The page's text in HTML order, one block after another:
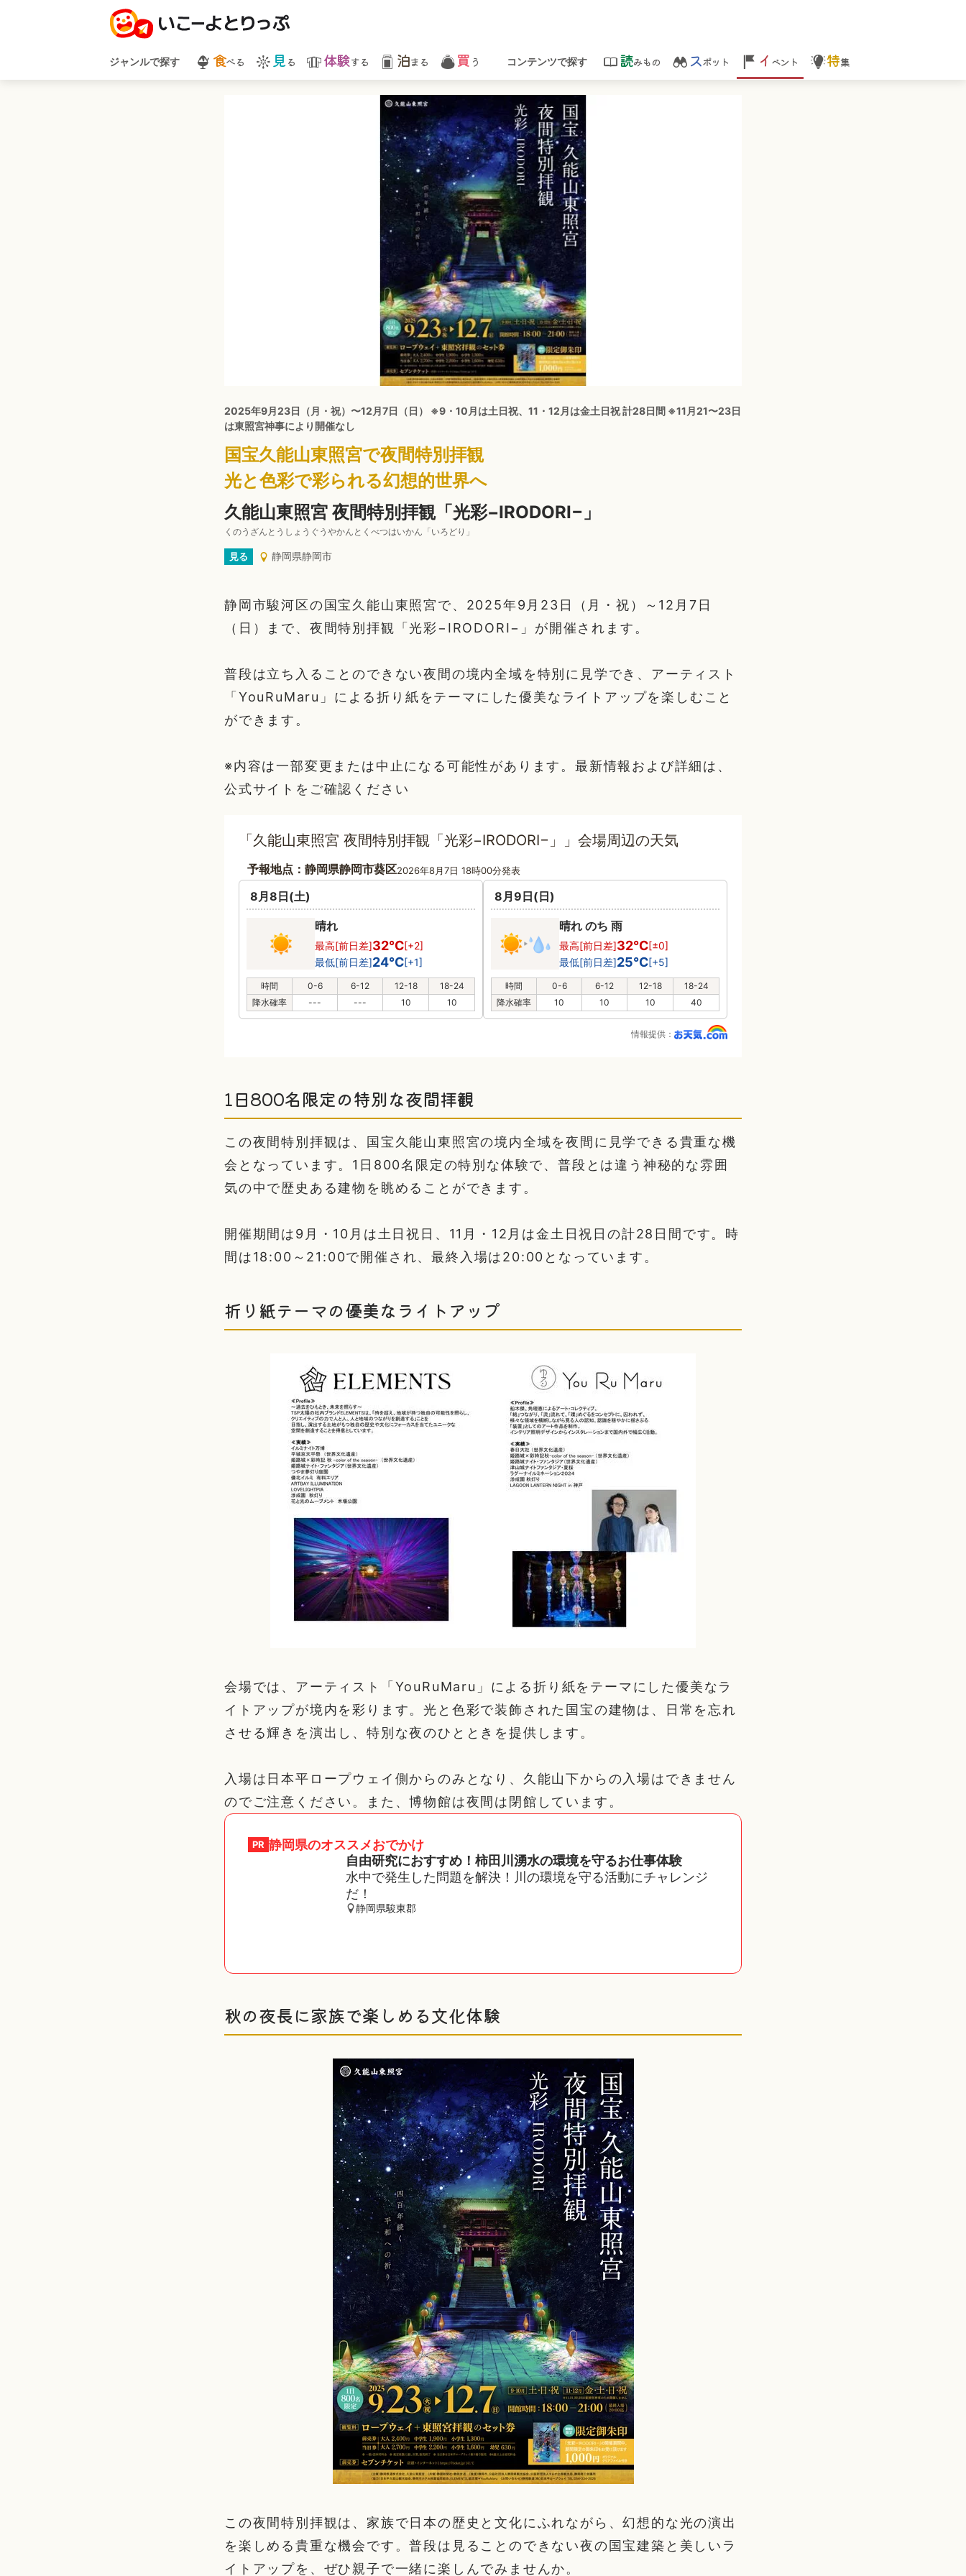
ジャンルで探す 食べる 見 る 体験する 泊まる 買 う コンテンツで探す 読みもの スポット イ ベント 特集
2025年9月23日（月・祝）〜12月7日（日） ※9・10月は土日祝、11・12月は金土日祝 計28日間 ※11月21〜23日
は東照宮神事により開催なし
国宝久能山東照宮で夜間特別拝観
光と色彩で彩られる幻想的世界へ
久能山東照宮 夜間特別拝観「光彩−IRODORI−」
くのうざんとうしょうぐうやかんとくべつはいかん「いろどり」
見る 静岡県静岡市
静岡市駿河区の国宝久能山東照宮で、2025年9月23日（月・祝）～12月7日
（日）まで、夜間特別拝観「光彩−IRODORI−」が開催されます。
普段は立ち入ることのできない夜間の境内全域を特別に見学でき、アーティスト
「YouRuMaru」による折り紙をテーマにした優美なライトアップを楽しむこと
ができます。
※内容は一部変更または中止になる可能性があります。最新情報および詳細は、
公式サイトをご確認ください
「久能山東照宮 夜間特別拝観「光彩−IRODORI−」」会場周辺の天気
予報地点：静岡県静岡市葵区2026年8月7日 18時00分発表
8月8日(土)
晴れ
最高[前日差]32℃[+2]
最低[前日差]24℃[+1]
時間 0-6 6-12 12-18
18-24
降水確率
--- --- 10 10
8月9日(日)
晴れ のち 雨
最高[前日差]32℃[±0]
最低[前日差]25℃[+5]
時間 0-6 6-12 12-18
18-24
降水確率
10 10 10 40
情報提供：
1日800名限定の特別な夜間拝観
この夜間特別拝観は、国宝久能山東照宮の境内全域を夜間に見学できる貴重な機
会となっています。1日800名限定の特別な体験で、普段とは違う神秘的な雰囲
気の中で歴史ある建物を眺めることができます。
開催期間は9月・10月は土日祝日、11月・12月は金土日祝日の計28日間です。時
間は18:00～21:00で開催され、最終入場は20:00となっています。
折り紙テーマの優美なライトアップ
会場では、アーティスト「YouRuMaru」による折り紙をテーマにした優美なラ
イトアップが境内を彩ります。光と色彩で装飾された国宝の建物は、日常を忘れ
させる輝きを演出し、特別な夜のひとときを提供します。
入場は日本平ロープウェイ側からのみとなり、久能山下からの入場はできません
のでご注意ください。また、博物館は夜間は閉館しています。
PR 静岡県のオススメおでかけ
自由研究におすすめ！柿田川湧水の環境を守るお仕事体験
水中で発生した問題を解決！川の環境を守る活動にチャレンジ
だ！
静岡県駿東郡
秋の夜長に家族で楽しめる文化体験
この夜間特別拝観は、家族で日本の歴史と文化にふれながら、幻想的な光の演出
を楽しめる貴重な機会です。普段は見ることのできない夜の国宝建築と美しいラ
イトアップを、ぜひ親子で一緒に楽しんでみませんか。